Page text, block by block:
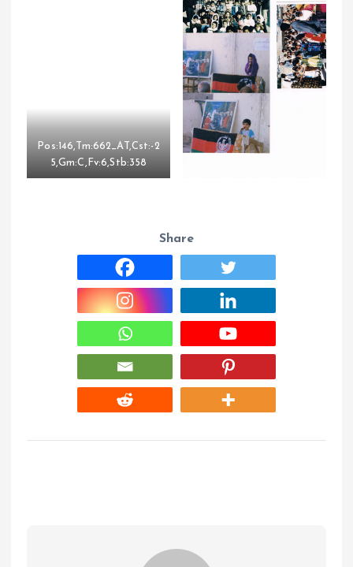
Pos:146,Tm:662_AT,Cst:-2
5,Gm:C,Fv:6,Stb:358
Share